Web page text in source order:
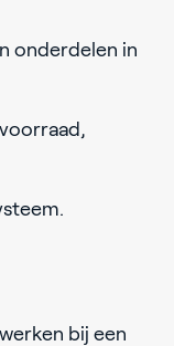
onderdelen in
bij een